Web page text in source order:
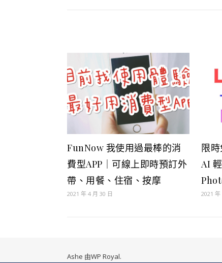
FunNow 我使用過最棒的消
費型APP｜可線上即時預訂外
帶、用餐、住宿、按摩
2021 年 4 月 30 日
限
AI
2021 年
Ashe 由WP Royal.